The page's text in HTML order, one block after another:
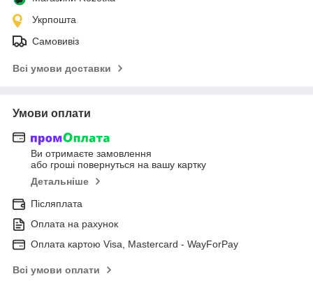
Укрпошта
Самовивіз
Всі умови доставки
Умови оплати
Ви отримаєте замовлення
або гроші повернуться на вашу картку
Детальніше
Післяплата
Оплата на рахунок
Оплата картою Visa, Mastercard - WayForPay
Всі умови оплати